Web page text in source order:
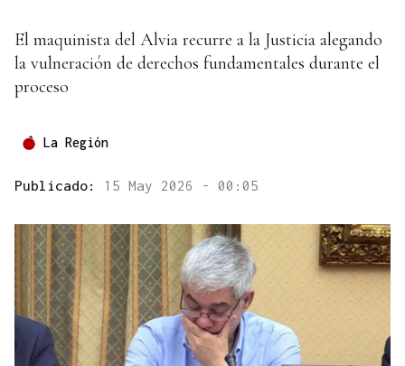
El maquinista del Alvia recurre a la Justicia alegando
la vulneración de derechos fundamentales durante el
proceso
La Región
Publicado: 15 May 2026 - 00:05